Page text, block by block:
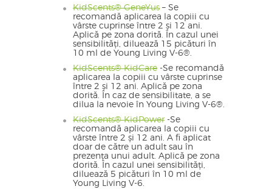
KidScents® GeneYus – Se
recomandă aplicarea la copiii cu
vârste cuprinse între 2 și 12 ani.
Aplică pe zona dorită. În cazul unei
sensibilități, diluează 15 picături în
10 ml de Young Living V-6®.
KidScents® KidCare -Se recomandă
aplicarea la copiii cu vârste cuprinse
între 2 și 12 ani. Aplică pe zona
dorită. În caz de sensibilitate, a se
dilua la nevoie în Young Living V-6®.
KidScents® KidPower -Se
recomandă aplicarea la copiii cu
vârste între 2 și 12 ani. A fi aplicat
doar de către un adult sau în
prezența unui adult. Aplică pe zona
dorită. În cazul unei sensibilități,
diluează 5 picături în 10 ml de
Young Living V-6.